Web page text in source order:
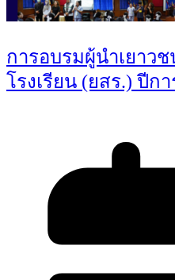
การอบรมผู้นำเยาว
โรงเรียน (ยสร.) ปีก